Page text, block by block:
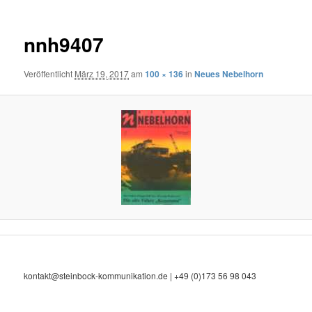
nnh9407
Veröffentlicht März 19, 2017am100 × 136inNeues Nebelhorn
kontakt@steinbock-kommunikation.de | +49 (0)173 56 98 043